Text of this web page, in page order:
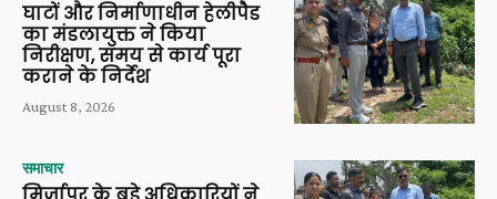
घाटों और निर्माणाधीन हेलीपैड
का मंडलायुक्त ने किया
निरीक्षण, समय से कार्य पूरा
कराने के निर्देश
August 8, 2026
समाचार